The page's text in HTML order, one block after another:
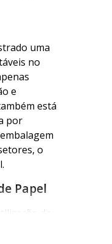
uma
no
e
está
por
o
Papel
da